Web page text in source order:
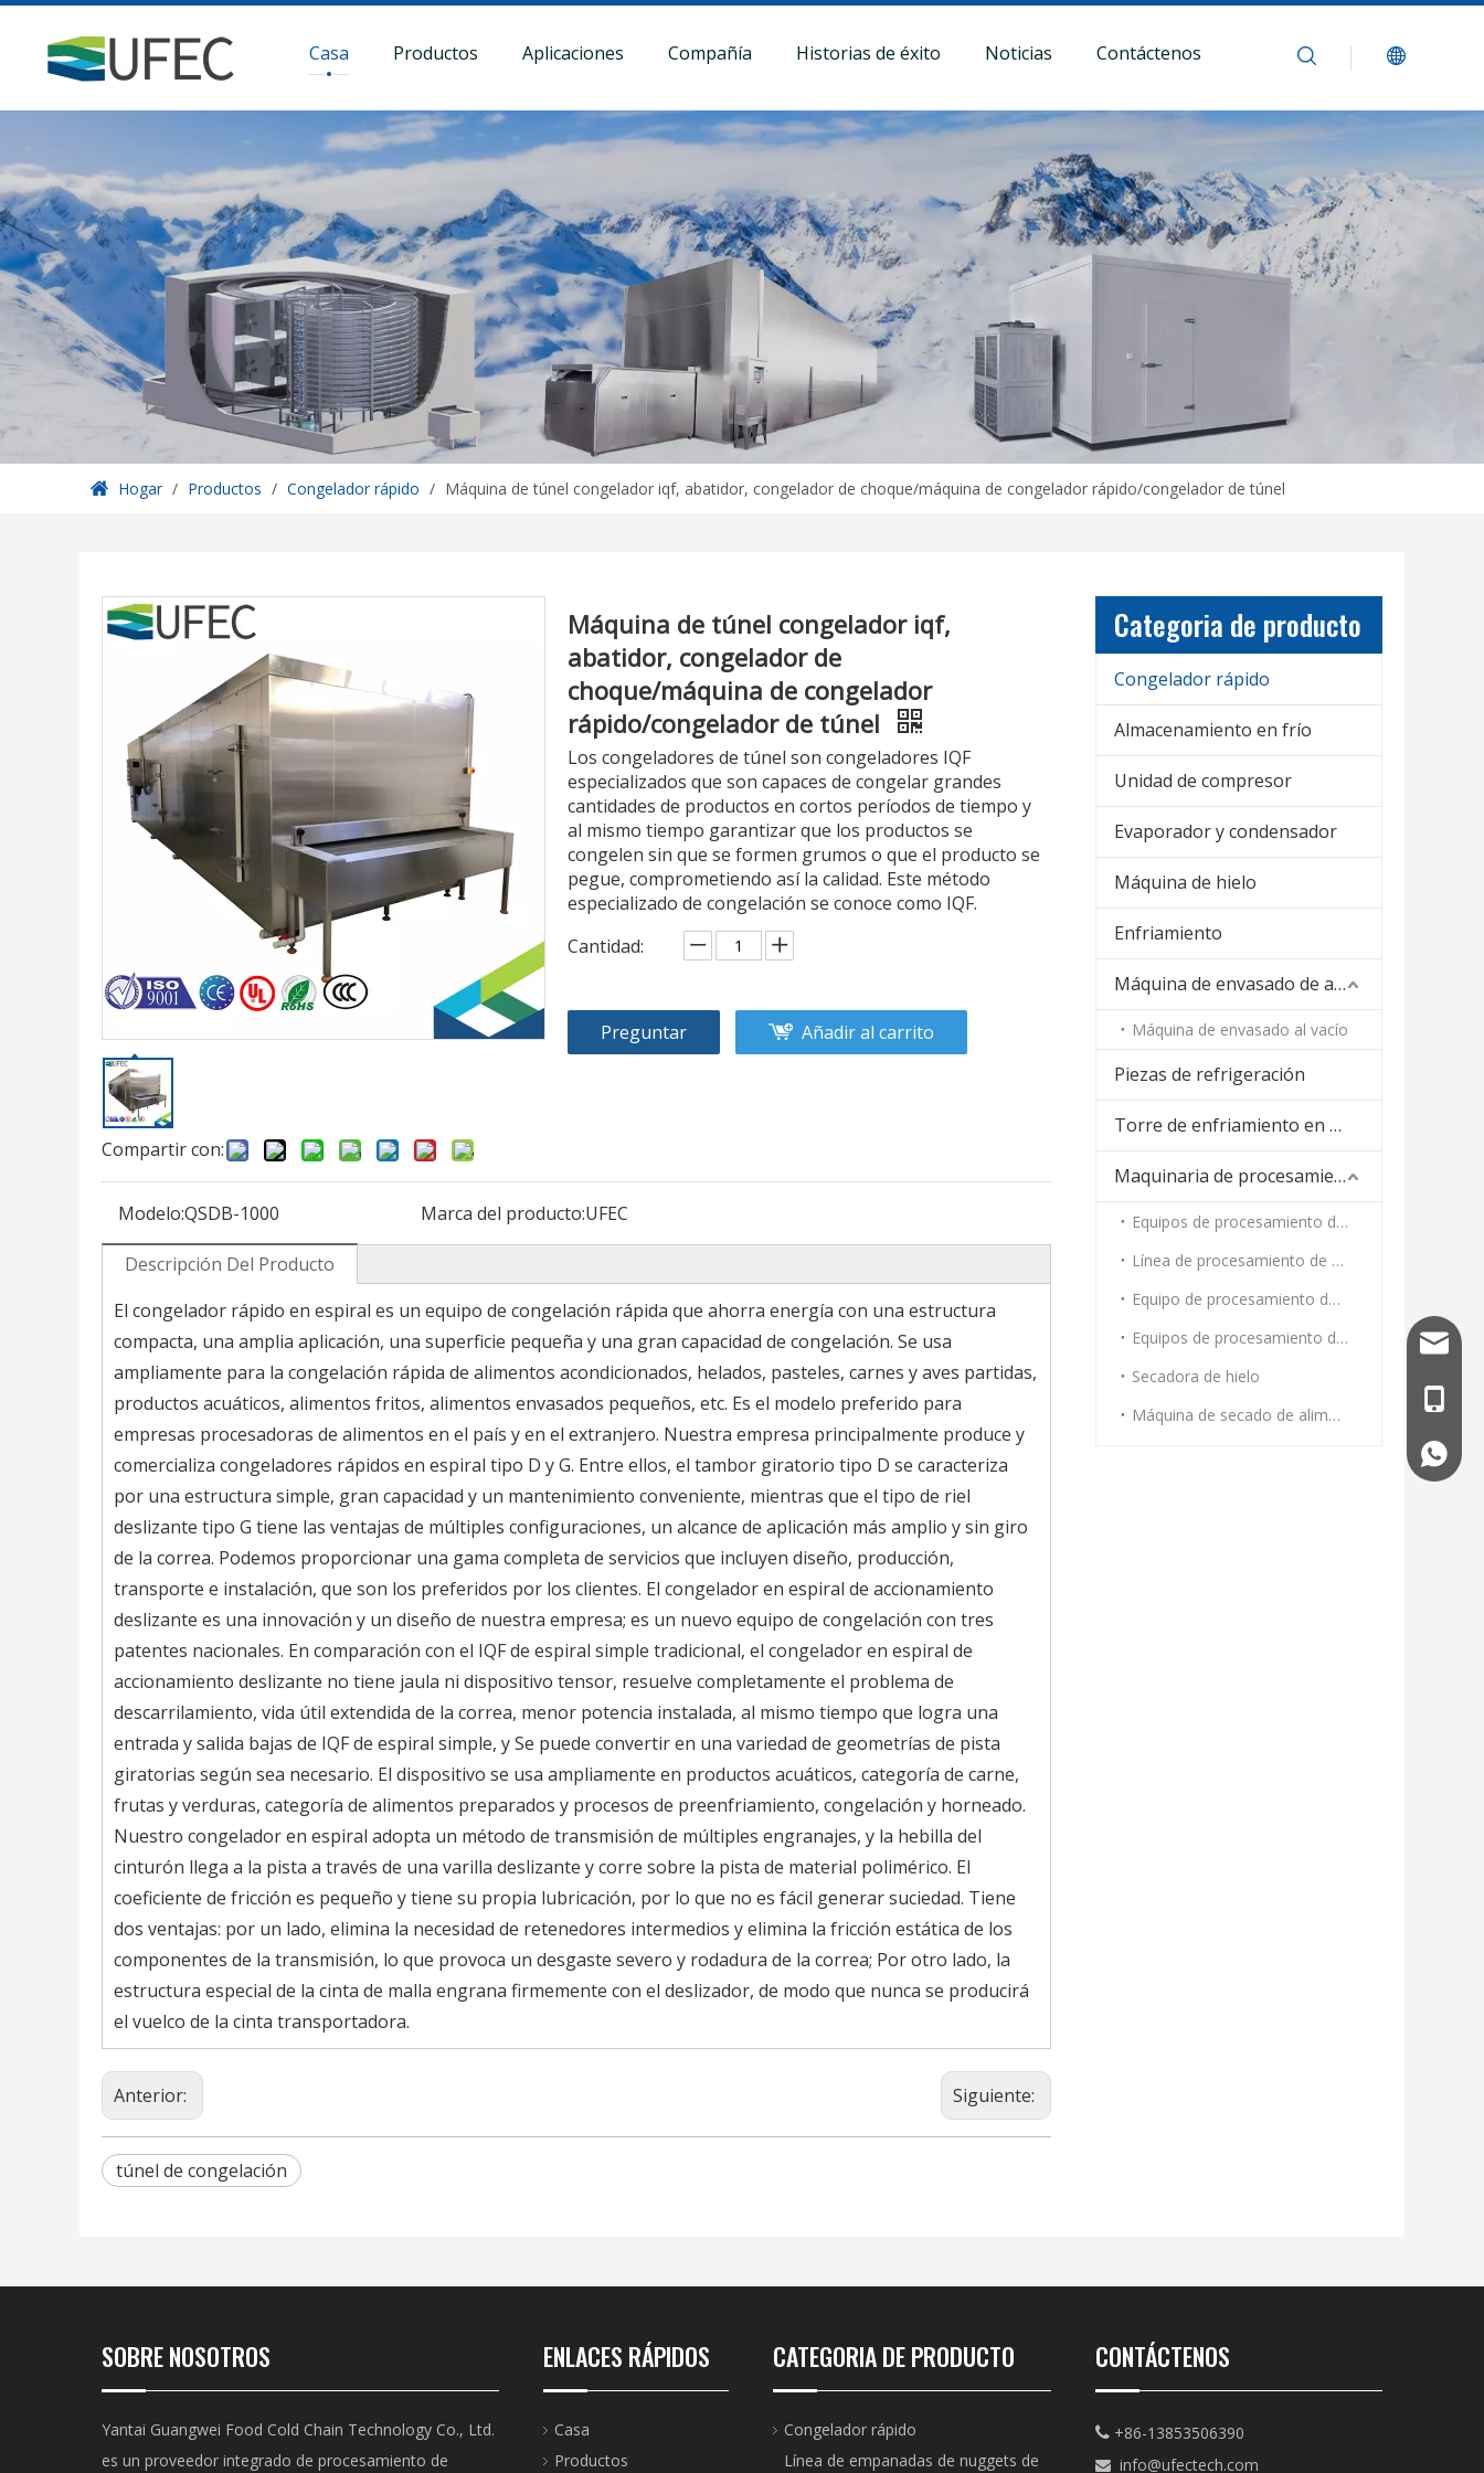
Casa Productos Aplicaciones Compañía Historias de éxito Noticias Contáctenos
Hogar / Productos / Congelador rápido / Máquina de túnel congelador iqf, abatidor, congelador de choque/máquina de congelador rápido/congelador de túnel
Compartir con:
Máquina de túnel congelador iqf,
abatidor, congelador de
choque/máquina de congelador
rápido/congelador de túnel
Los congeladores de túnel son congeladores IQF
especializados que son capaces de congelar grandes
cantidades de productos en cortos períodos de tiempo y
al mismo tiempo garantizar que los productos se
congelen sin que se formen grumos o que el producto se
pegue, comprometiendo así la calidad. Este método
especializado de congelación se conoce como IQF.
Cantidad:
Preguntar Añadir al carrito
Modelo:QSDB-1000 Marca del producto:UFEC
Descripción Del Producto
El congelador rápido en espiral es un equipo de congelación rápida que ahorra energía con una estructura
compacta, una amplia aplicación, una superficie pequeña y una gran capacidad de congelación. Se usa
ampliamente para la congelación rápida de alimentos acondicionados, helados, pasteles, carnes y aves partidas,
productos acuáticos, alimentos fritos, alimentos envasados ​​pequeños, etc. Es el modelo preferido para
empresas procesadoras de alimentos en el país y en el extranjero. Nuestra empresa principalmente produce y
comercializa congeladores rápidos en espiral tipo D y G. Entre ellos, el tambor giratorio tipo D se caracteriza
por una estructura simple, gran capacidad y un mantenimiento conveniente, mientras que el tipo de riel
deslizante tipo G tiene las ventajas de múltiples configuraciones, un alcance de aplicación más amplio y sin giro
de la correa. Podemos proporcionar una gama completa de servicios que incluyen diseño, producción,
transporte e instalación, que son los preferidos por los clientes. El congelador en espiral de accionamiento
deslizante es una innovación y un diseño de nuestra empresa; es un nuevo equipo de congelación con tres
patentes nacionales. En comparación con el IQF de espiral simple tradicional, el congelador en espiral de
accionamiento deslizante no tiene jaula ni dispositivo tensor, resuelve completamente el problema de
descarrilamiento, vida útil extendida de la correa, menor potencia instalada, al mismo tiempo que logra una
entrada y salida bajas de IQF de espiral simple, y Se puede convertir en una variedad de geometrías de pista
giratorias según sea necesario. El dispositivo se usa ampliamente en productos acuáticos, categoría de carne,
frutas y verduras, categoría de alimentos preparados y procesos de preenfriamiento, congelación y horneado.
Nuestro congelador en espiral adopta un método de transmisión de múltiples engranajes, y la hebilla del
cinturón llega a la pista a través de una varilla deslizante y corre sobre la pista de material polimérico. El
coeficiente de fricción es pequeño y tiene su propia lubricación, por lo que no es fácil generar suciedad. Tiene
dos ventajas: por un lado, elimina la necesidad de retenedores intermedios y elimina la fricción estática de los
componentes de la transmisión, lo que provoca un desgaste severo y rodadura de la correa; Por otro lado, la
estructura especial de la cinta de malla engrana firmemente con el deslizador, de modo que nunca se producirá
el vuelco de la cinta transportadora.
Anterior: Siguiente:
túnel de congelación
Categoria de producto
Congelador rápido
Almacenamiento en frío
Unidad de compresor
Evaporador y condensador
Máquina de hielo
Enfriamiento
Máquina de envasado de alimentos
Máquina de envasado al vacío
Piezas de refrigeración
Torre de enfriamiento en espiral
Maquinaria de procesamiento de alimentos
Equipos de procesamiento de carne
Línea de procesamiento de vegetales
Equipo de procesamiento de mariscos
Equipos de procesamiento de cocción al vapor y tostado
Secadora de hielo
Máquina de secado de alimentos
SOBRE NOSOTROS
Yantai Guangwei Food Cold Chain Technology Co., Ltd.
es un proveedor integrado de procesamiento de
ENLACES RÁPIDOS
Casa
Productos
CATEGORIA DE PRODUCTO
Congelador rápido
Línea de empanadas de nuggets de
CONTÁCTENOS
 +86-13853506390
 info@ufectech.com
+86-